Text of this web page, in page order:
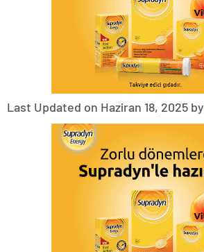
Last Updated on Haziran 18, 2025 by